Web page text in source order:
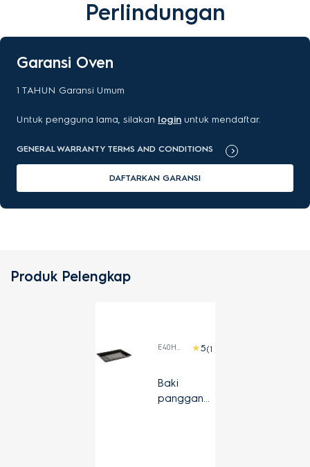
Perlindungan
Garansi Oven
1 TAHUN Garansi Umum
Untuk pengguna lama, silakan login untuk mendaftar.
GENERAL WARRANTY TERMS AND CONDITIONS
DAFTARKAN GARANSI
Produk Pelengkap
(1)
Baki
panggang